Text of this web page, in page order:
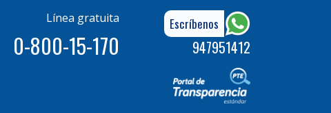
Línea gratuita
0-800-15-170
Escríbenos
947951412